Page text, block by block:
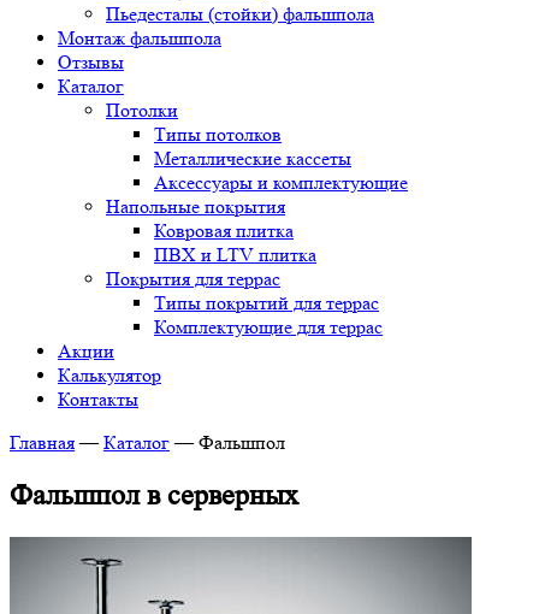
Пьедесталы (стойки) фальшпола
Монтаж фальшпола
Отзывы
Каталог
Потолки
Типы потолков
Металлические кассеты
Аксессуары и комплектующие
Напольные покрытия
Ковровая плитка
ПВХ и LTV плитка
Покрытия для террас
Типы покрытий для террас
Комплектующие для террас
Акции
Калькулятор
Контакты
Главная — Каталог — Фальшпол
Фальшпол в серверных